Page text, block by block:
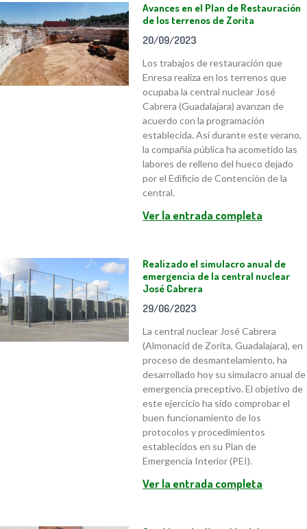
Avances en el Plan de Restauración
de los terrenos de Zorita
20/09/2023
Los trabajos de restauración que
Enresa realiza en los terrenos que
ocupaba la central nuclear José
Cabrera (Guadalajara) avanzan de
acuerdo con la programación
establecida. Así durante este verano,
la compañía pública ha acometido las
labores de relleno del hueco dejado
por el Edificio de Contención de la
central.
Ver la entrada completa
Realizado el simulacro anual de
emergencia de la central nuclear
José Cabrera
29/06/2023
La central nuclear José Cabrera
(Almonacid de Zorita, Guadalajara), en
proceso de desmantelamiento, ha
desarrollado hoy su simulacro anual de
emergencia preceptivo. El objetivo de
este ejercicio ha sido comprobar el
buen funcionamiento de los
protocolos y procedimientos
establecidos en su Plan de
Emergencia Interior (PEI).
Ver la entrada completa